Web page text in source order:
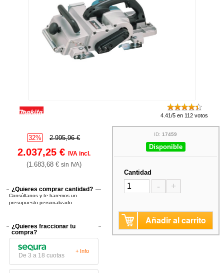
4.41/5 en 112 votos
32% 2.995,96 €
2.037,25 € IVA incl.
(1.683,68 € sin IVA)
¿Quieres comprar cantidad?
Consúltanos y te haremos un
presupuesto personalizado.
¿Quieres fraccionar tu
compra?
De 3 a 18 cuotas
+ Info
ID:17459
Disponible
Cantidad
- +
Añadir al carrito